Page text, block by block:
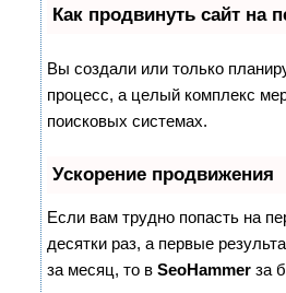
Как продвинуть сайт на
Вы создали или только
процесс, а целый комплекс
поисковых системах.
Ускорение продвижения
Если вам трудно попасть на
десятки раз, а первые
за месяц, то вSeoHammer за